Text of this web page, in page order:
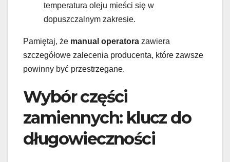
temperatura oleju mieści się w
dopuszczalnym zakresie.
Pamiętaj, że manual operatora zawiera
szczegółowe zalecenia producenta, które zawsze
powinny być przestrzegane.
Wybór części
zamiennych: klucz do
długowieczności